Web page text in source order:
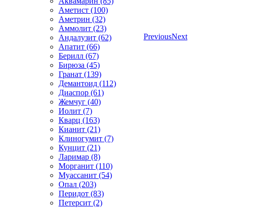
Аметист (100)
Аметрин (32)
Аммолит (23)
Андалузит (62)
Апатит (66)
Берилл (67)
Бирюза (45)
Гранат (139)
Демантоид (112)
Диаспор (61)
Жемчуг (40)
Иолит (7)
Кварц (163)
Кианит (21)
Клиногумит (7)
Кунцит (21)
Ларимар (8)
Морганит (110)
Муассанит (54)
Опал (203)
Перидот (83)
Петерсит (2)
PreviousNext